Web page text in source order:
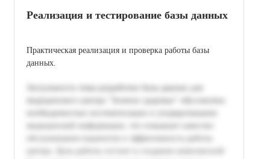
Реализация и тестирование базы данных
Практическая реализация и проверка работы базы
данных.